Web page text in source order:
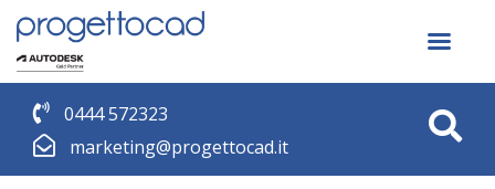
0444 572323
marketing@progettocad.it